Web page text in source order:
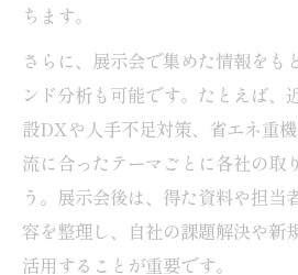
ちます。
さらに、展示会で集めた情報をも
ンド分析も可能です。たとえば、
設DXや人手不足対策、省エネ重
流に合ったテーマごとに各社の取
う。展示会後は、得た資料や担当
容を整理し、自社の課題解決や新
活用することが重要です。